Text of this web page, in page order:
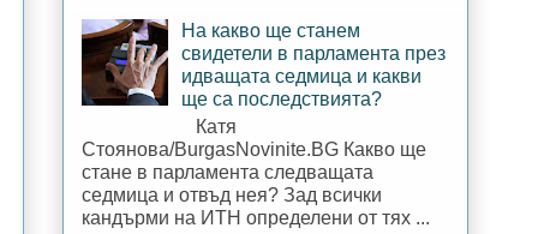
На какво ще станем
свидетели в парламента през
идващата седмица и какви
ще са последствията?
Катя
Стоянова/BurgasNovinite.BG Какво ще
стане в парламента следващата
седмица и отвъд нея? Зад всички
кандърми на ИТН определени от тях ...